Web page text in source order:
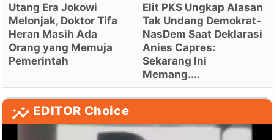
Utang Era Jokowi
Melonjak, Doktor Tifa
Heran Masih Ada
Orang yang Memuja
Pemerintah
Elit PKS Ungkap Alasan
Tak Undang Demokrat-
NasDem Saat Deklarasi
Anies Capres:
Sekarang Ini
Memang....
EDITOR Choice